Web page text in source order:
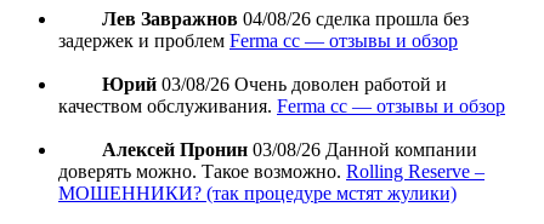
Лев Завражнов 04/08/26 сделка прошла без
задержек и проблем Ferma cc — отзывы и обзор
Юрий 03/08/26 Очень доволен работой и
качеством обслуживания. Ferma cc — отзывы и обзор
Алексей Пронин 03/08/26 Данной компании
доверять можно. Такое возможно. Rolling Reserve –
МОШЕННИКИ? (так процедуре мстят жулики)